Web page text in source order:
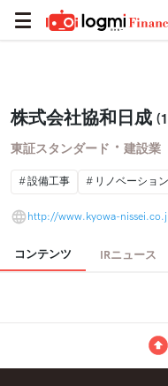
株式会社協和日成
東証スタンダード ・ 建設業
設備工事 リノベーション
http://www.kyowa-
コンテンツ IRニュース